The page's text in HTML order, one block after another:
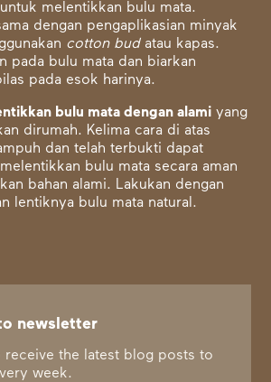
melentikkan bulu mata.
dengan pengaplikasian minyak
cotton budatau kapas.
pada bulu mata dan biarkan
pada esok harinya.
bulu mata dengan alami yang
dirumah. Kelima cara di atas
dan telah terbukti dapat
bulu mata secara aman
bahan alami. Lakukan dengan
lentiknya bulu mata natural.
newsletter
receive the latest blog posts to
week.